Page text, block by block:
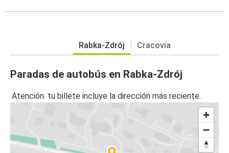
Rabka-Zdrój Cracovia
Paradas de autobús en Rabka-Zdrój
Atención: tu billete incluye la dirección más reciente.